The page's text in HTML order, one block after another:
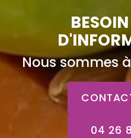
Nous sommes
04 26